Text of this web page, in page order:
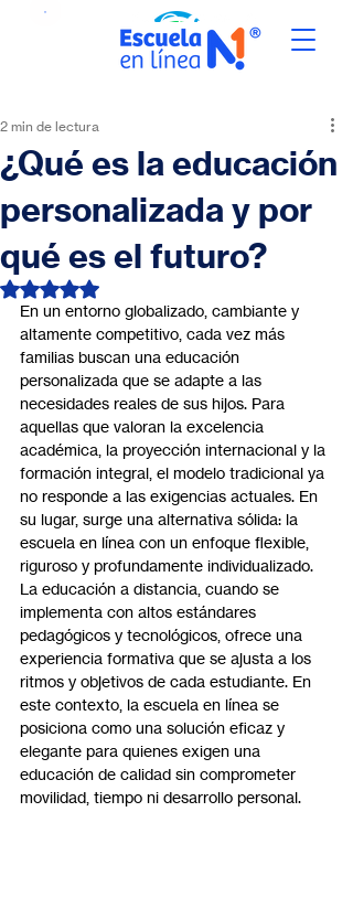
¿Qué es la educación
personalizada y por
qué es el futuro?
2 min de lectura
Obtuvo NaN de 5 estrellas.
En un entorno globalizado, cambiante y
altamente competitivo, cada vez más
familias buscan una educación
personalizada que se adapte a las
necesidades reales de sus hijos. Para
aquellas que valoran la excelencia
académica, la proyección internacional y la
formación integral, el modelo tradicional ya
no responde a las exigencias actuales. En
su lugar, surge una alternativa sólida: la
escuela en línea con un enfoque flexible,
riguroso y profundamente individualizado.
La educación a distancia, cuando se
implementa con altos estándares
pedagógicos y tecnológicos, ofrece una
experiencia formativa que se ajusta a los
ritmos y objetivos de cada estudiante. En
este contexto, la escuela en línea se
posiciona como una solución eficaz y
elegante para quienes exigen una
educación de calidad sin comprometer
movilidad, tiempo ni desarrollo personal.